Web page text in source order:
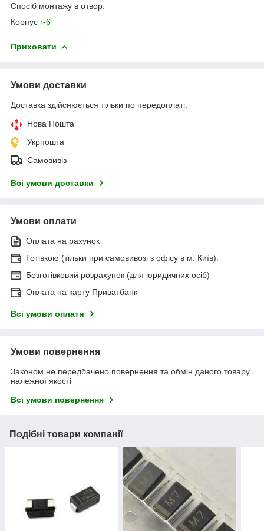
Спосіб монтажу в отвор.
Корпус r-6
Приховати
Умови доставки
Доставка здійснюється тільки по передоплаті.
Нова Пошта
Укрпошта
Самовивіз
Всі умови доставки
Умови оплати
Оплата на рахунок
Готівкою (тільки при самовивозі з офісу в м. Київ).
Безготівковий розрахунок (для юридичних осіб)
Оплата на карту Приватбанк
Всі умови оплати
Умови повернення
Законом не передбачено повернення та обмін даного товару
належної якості
Всі умови повернення
Подібні товари компанії